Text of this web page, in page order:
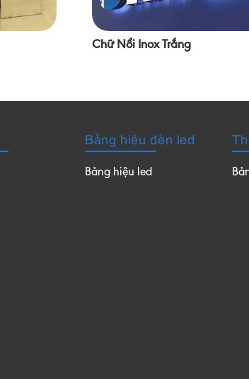
Chữ Nổi Inox Trắng
Bảng hiệu đèn led
Bảng hiệu led